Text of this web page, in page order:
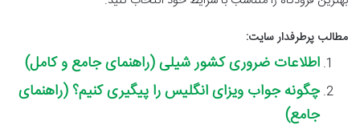
مطالب پرطرفدار سایت:
اطلاعات ضروری کشور شیلی (راهنمای جامع و کامل)
چگونه جواب ویزای انگلیس را پیگیری کنیم؟ (راهنمای
جامع)